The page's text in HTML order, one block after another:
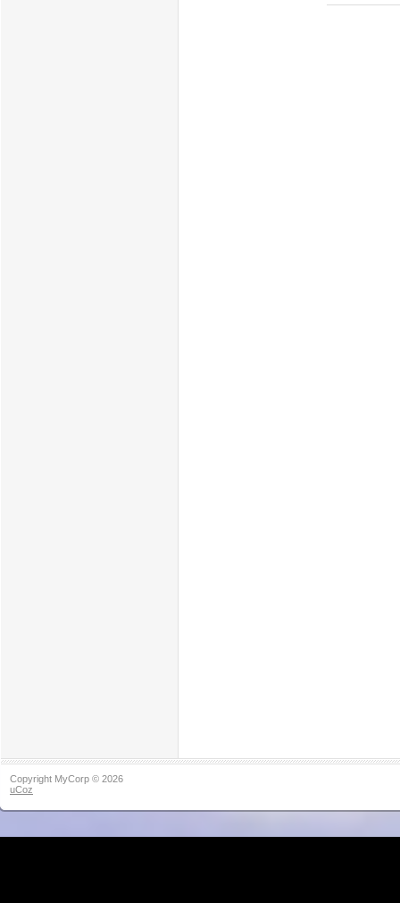
Copyright MyCorp © 2026
uCoz